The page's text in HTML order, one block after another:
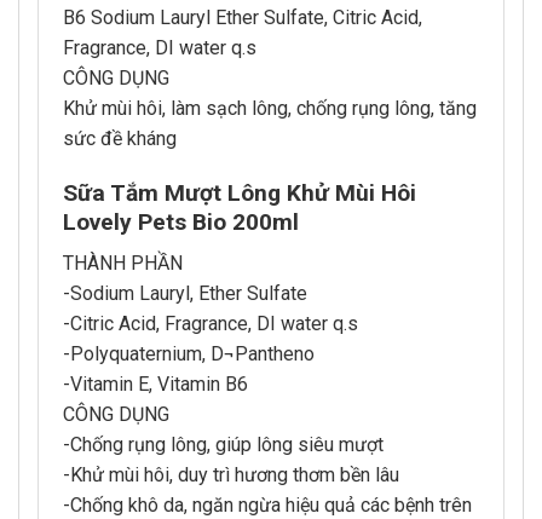
B6 Sodium Lauryl Ether Sulfate, Citric Acid,
Fragrance, DI water q.s
CÔNG DỤNG
Khử mùi hôi, làm sạch lông, chống rụng lông, tăng
sức đề kháng
Sữa Tắm Mượt Lông Khử Mùi Hôi
Lovely Pets Bio 200ml
THÀNH PHẦN
-Sodium Lauryl, Ether Sulfate
-Citric Acid, Fragrance, DI water q.s
-Polyquaternium, D¬Pantheno
-Vitamin E, Vitamin B6
CÔNG DỤNG
-Chống rụng lông, giúp lông siêu mượt
-Khử mùi hôi, duy trì hương thơm bền lâu
-Chống khô da, ngăn ngừa hiệu quả các bệnh trên